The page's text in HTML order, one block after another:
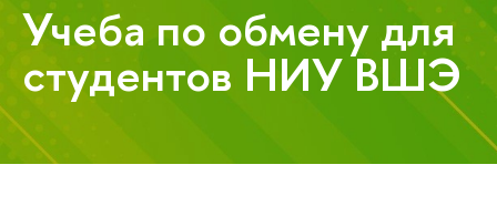
Учеба по обмену для
студентов НИУ ВШЭ